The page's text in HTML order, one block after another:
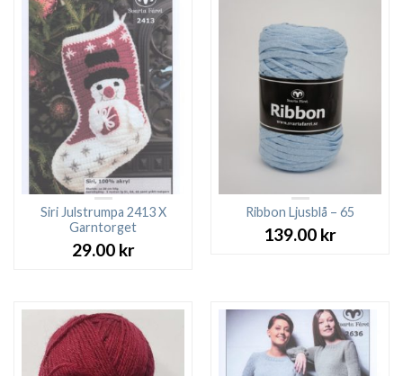
Siri Julstrumpa 2413 X
Garntorget
29.00 kr
Ribbon Ljusblå – 65
139.00 kr